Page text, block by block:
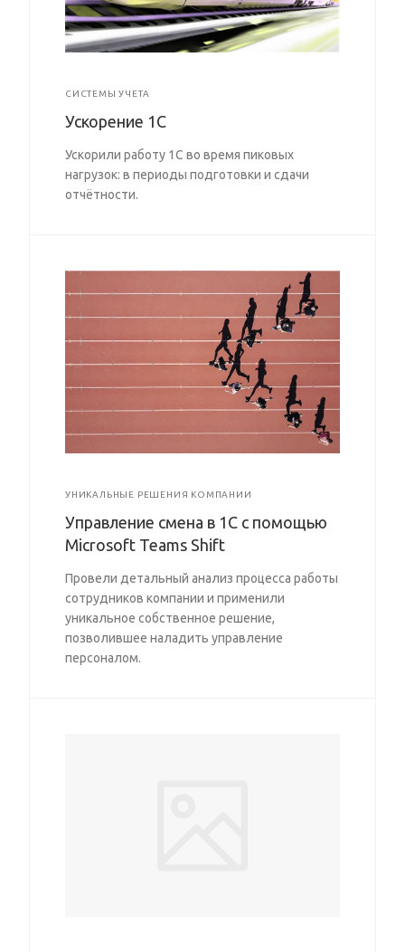
СИСТЕМЫ УЧЕТА
Ускорение 1С
Ускорили работу 1С во время пиковых
нагрузок: в периоды подготовки и сдачи
отчётности.
УНИКАЛЬНЫЕ РЕШЕНИЯ КОМПАНИИ
Управление смена в 1С с помощью
Microsoft Teams Shift
Провели детальный анализ процесса работы
сотрудников компании и применили
уникальное собственное решение,
позволившее наладить управление
персоналом.